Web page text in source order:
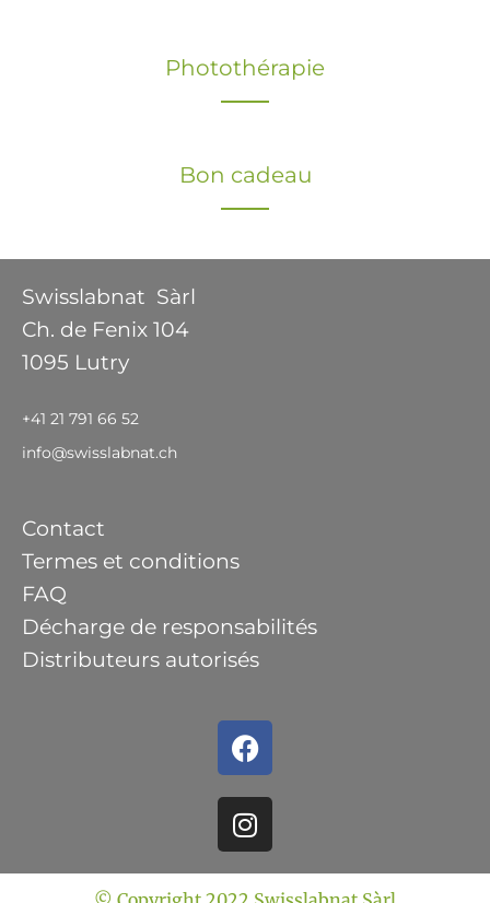
Photothérapie
Bon cadeau
Swisslabnat Sàrl
Ch. de Fenix 104
1095 Lutry
+41 21 791 66 52
info@swisslabnat.ch
Contact
Termes et conditions
FAQ
Décharge de responsabilités
Distributeurs autorisés